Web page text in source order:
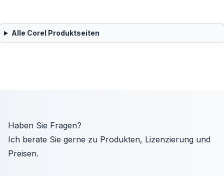
Alle Corel Produktseiten
Haben Sie Fragen?
Ich berate Sie gerne zu Produkten, Lizenzierung und
Preisen.